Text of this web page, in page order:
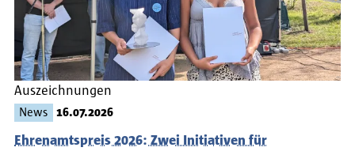
Auszeichnungen
News 16.07.2026
Ehrenamtspreis 2026: Zwei Initiativen für